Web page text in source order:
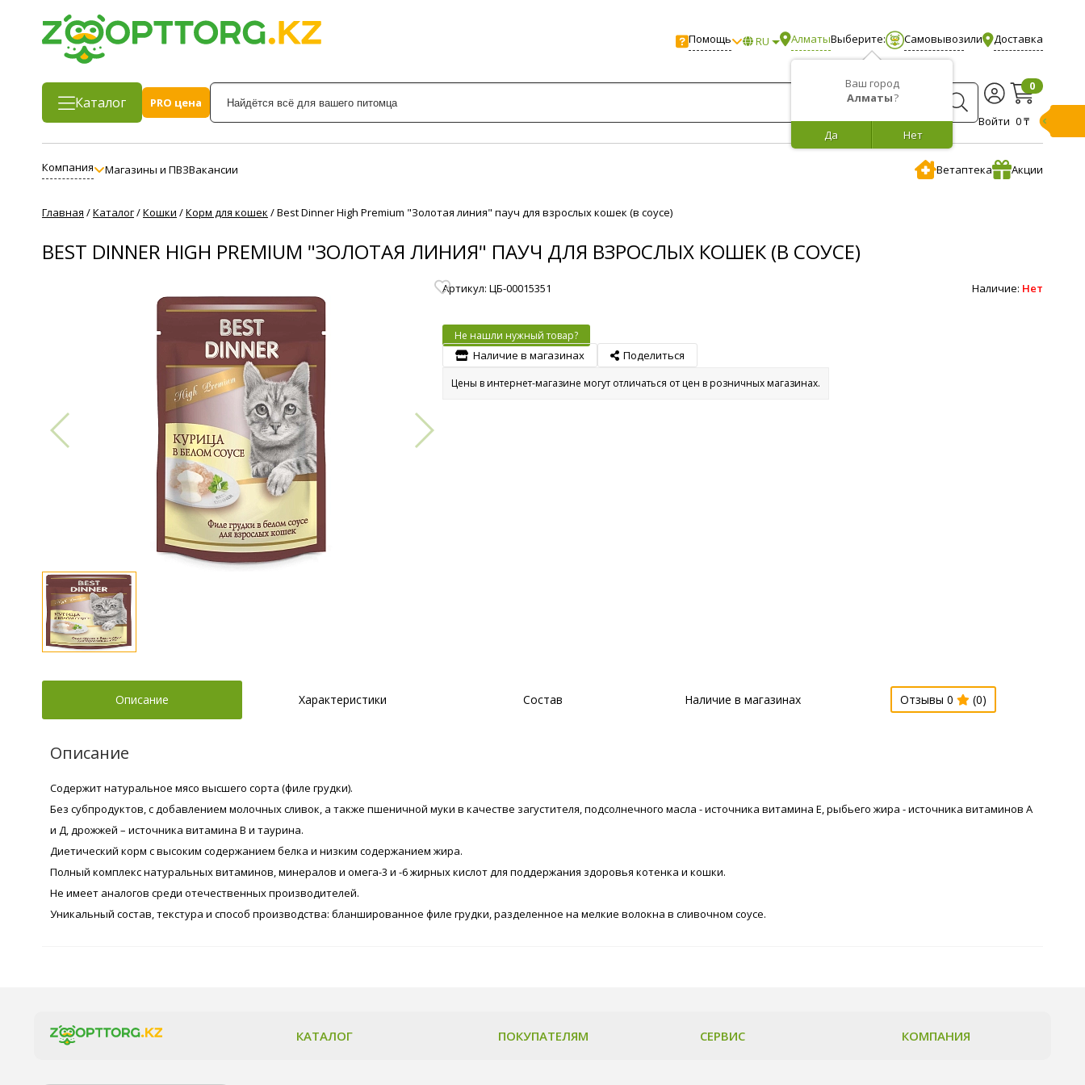
Помощь RU Алматы
Ваш город
Алматы?
Нет
Да
Выберите: Самовывозили Доставка
Каталог
PRO цена
Войти
0
0 ₸
Компания Магазины и ПВЗВакансии Ветаптека Акции
Главная /Каталог/Кошки /Корм для кошек /Best Dinner High Premium "Золотая линия" пауч для взрослых кошек (в соусе)
BEST DINNER HIGH PREMIUM "ЗОЛОТАЯ ЛИНИЯ" ПАУЧ ДЛЯ ВЗРОСЛЫХ КОШЕК (В СОУСЕ)
Артикул: ЦБ-00015351 Наличие: Нет
Не нашли нужный товар?
Наличие в магазинах Поделиться
Цены в интернет-магазине могут отличаться от цен в розничных магазинах.
Описание Характеристики Состав Наличие в магазинах Отзывы 0 (0)
Описание
Содержит натуральное мясо высшего сорта (филе грудки).
Без субпродуктов, с добавлением молочных сливок, а также пшеничной муки в качестве загустителя, подсолнечного масла - источника витамина Е, рыбьего жира - источника витаминов А
и Д, дрожжей – источника витамина В и таурина.
Диетический корм с высоким содержанием белка и низким содержанием жира.
Полный комплекс натуральных витаминов, минералов и омега-3 и -6 жирных кислот для поддержания здоровья котенка и кошки.
Не имеет аналогов среди отечественных производителей.
Уникальный состав, текстура и способ производства: бланшированное филе грудки, разделенное на мелкие волокна в сливочном соусе.
КАТАЛОГ ПОКУПАТЕЛЯМ СЕРВИС КОМПАНИЯ